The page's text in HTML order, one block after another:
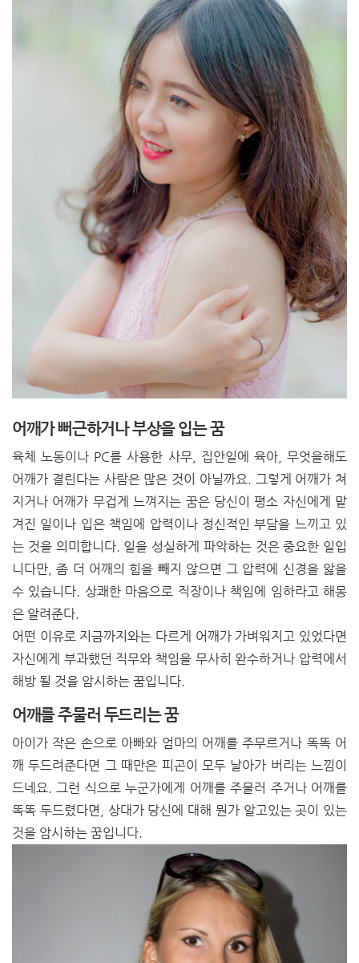
어깨가 뻐근하거나 부상을 입는 꿈
육체 노동이나 PC를 사용한 사무, 집안일에 육아, 무엇을해도
어깨가 결린다는 사람은 많은 것이 아닐까요. 그렇게 어깨가 쳐
지거나 어깨가 무겁게 느껴지는 꿈은 당신이 평소 자신에게 맡
겨진 일이나 입은 책임에 압력이나 정신적인 부담을 느끼고 있
는 것을 의미합니다. 일을 성실하게 파악하는 것은 중요한 일입
니다만, 좀 더 어깨의 힘을 빼지 않으면 그 압력에 신경을 앓을
수 있습니다. 상쾌한 마음으로 직장이나 책임에 임하라고 해몽
은 알려준다.
어떤 이유로 지금까지와는 다르게 어깨가 가벼워지고 있었다면
자신에게 부과했던 직무와 책임을 무사히 완수하거나 압력에서
해방 될 것을 암시하는 꿈입니다.
어깨를 주물러 두드리는 꿈
아이가 작은 손으로 아빠와 엄마의 어깨를 주무르거나 똑똑 어
깨 두드려준다면 그 때만은 피곤이 모두 날아가 버리는 느낌이
드네요. 그런 식으로 누군가에게 어깨를 주물러 주거나 어깨를
똑똑 두드렸다면, 상대가 당신에 대해 뭔가 알고있는 곳이 있는
것을 암시하는 꿈입니다.